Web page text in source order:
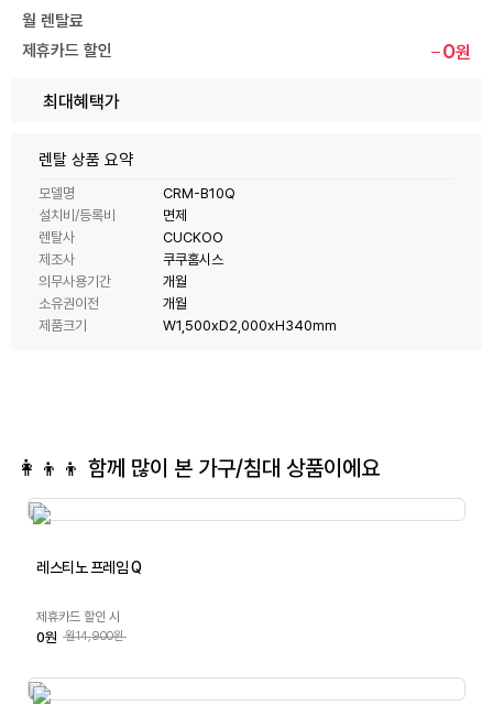
월 렌탈료
제휴카드 할인
0원
최대혜택가
렌탈 상품 요약
모델명
CRM-B10Q
설치비/등록비
면제
렌탈사
CUCKOO
제조사
쿠쿠홈시스
의무사용기간
개월
소유권이전
개월
제품크기
W1,500xD2,000xH340mm
👩‍👦‍👦 함께 많이 본 가구/침대 상품이에요
레스티노 프레임 Q
제휴카드 할인 시
0원 월14,900원